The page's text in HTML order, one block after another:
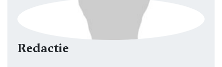
Redactie